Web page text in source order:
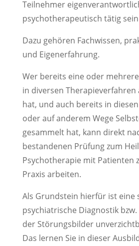
Teilnehmer
psychotherapeutisch tätig
Dazu gehören Fachwissen,
und Eigenerfahrung.
Wer bereits eine oder
in diversen Therapieverfahren
hat, und auch bereits in
oder auf anderem Wege
gesammelt hat, kann direkt
bestandenen Prüfung zum
Psychotherapie mit Patienten
Praxis arbeiten.
Als Grundstein hierfür ist eine
psychiatrische Diagnostik
der Störungsbilder
Das lernen Sie in dieser